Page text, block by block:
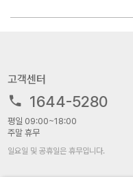
고객센터
1644-5280
평일 09:00~18:00
주말 휴무
일요일 및 공휴일은 휴무입니다.